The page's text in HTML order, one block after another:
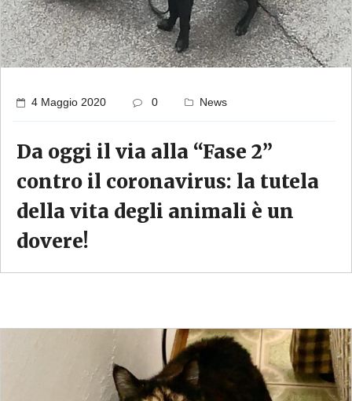
4 Maggio 2020 0 News
Da oggi il via alla “Fase 2”
contro il coronavirus: la tutela
della vita degli animali è un
dovere!